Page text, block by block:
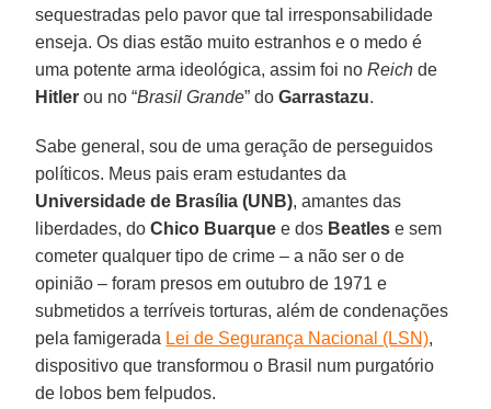
sequestradas pelo pavor que tal irresponsabilidade
enseja. Os dias estão muito estranhos e o medo é
uma potente arma ideológica, assim foi noReich de
Hitler ou no “Brasil Grande” doGarrastazu.
Sabe general, sou de uma geração de perseguidos
políticos. Meus pais eram estudantes da
Universidade de Brasília (UNB), amantes das
liberdades, doChico Buarque e dos Beatles e sem
cometer qualquer tipo de crime – a não ser o de
opinião – foram presos em outubro de 1971 e
submetidos a terríveis torturas, além de condenações
pela famigerada Lei de Segurança Nacional (LSN),
dispositivo que transformou o Brasil num purgatório
de lobos bem felpudos.